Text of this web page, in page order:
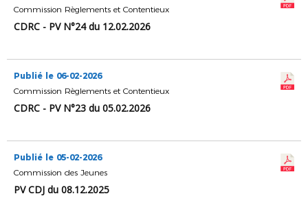
Commission Règlements et Contentieux
CDRC - PV N°24 du 12.02.2026
Publié le 06-02-2026
Commission Règlements et Contentieux
CDRC - PV N°23 du 05.02.2026
Publié le 05-02-2026
Commission des Jeunes
PV CDJ du 08.12.2025